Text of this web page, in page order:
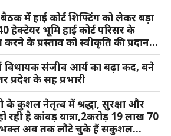
बैठक में हाई कोर्ट शिफ्टिंग को लेकर बड़ा
हेक्टेयर भूमि हाई कोर्ट परिसर के
करने के प्रस्ताव को स्वीकृति की प्रदान…
विधायक संजीव आर्य का बढ़ा कद, बने
प्रदेश के सह प्रभारी
के कुशल नेतृत्व में श्रद्धा, सुरक्षा और
रही है कांवड़ यात्रा,2करोड़ 19 लाख 70
अब तक लौटे चुके हैं सकुशल…